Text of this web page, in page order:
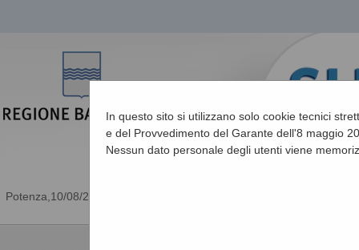
10/08/2026 11:29
In questo sito si utilizzano solo cookie tecnici
e del Provvedimento del Garante dell'8 maggio
Nessun dato personale degli utenti viene